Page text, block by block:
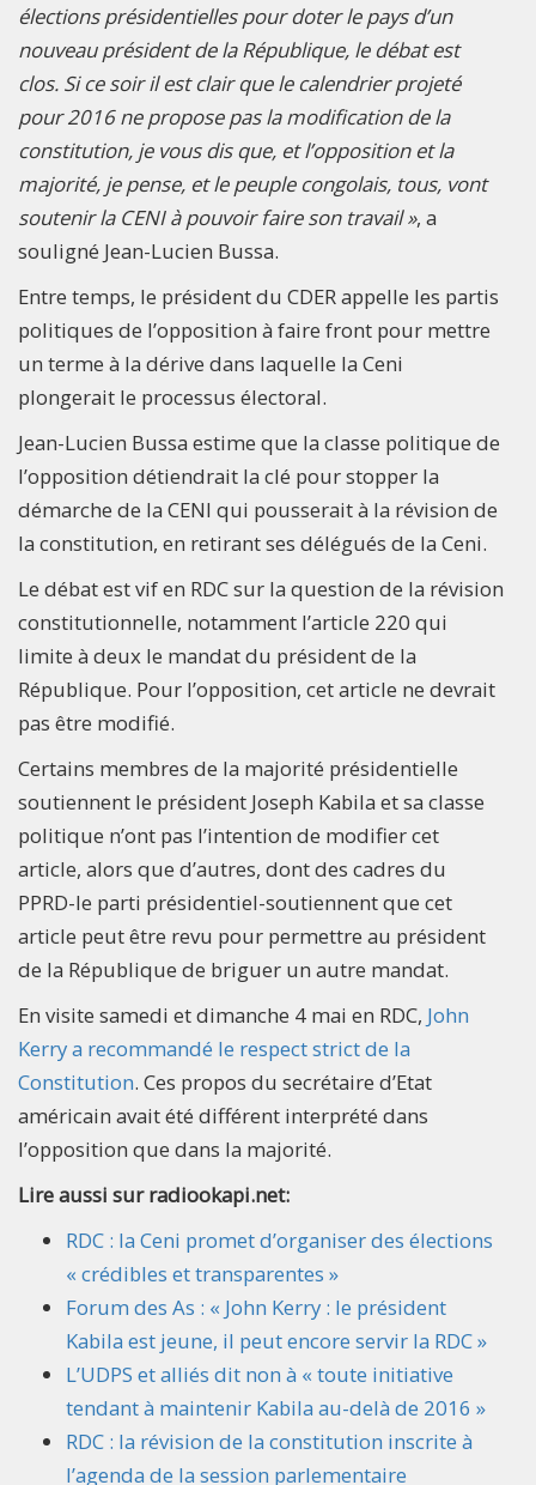
élections présidentielles pour doter le pays d’un
nouveau président de la République, le débat est
clos. Si ce soir il est clair que le calendrier projeté
pour 2016 ne propose pas la modification de la
constitution, je vous dis que, et l’opposition et la
majorité, je pense, et le peuple congolais, tous, vont
soutenir la CENI à pouvoir faire son travail », a
souligné Jean-Lucien Bussa.
Entre temps, le président du CDER appelle les partis
politiques de l’opposition à faire front pour mettre
un terme à la dérive dans laquelle la Ceni
plongerait le processus électoral.
Jean-Lucien Bussa estime que la classe politique de
l’opposition détiendrait la clé pour stopper la
démarche de la CENI qui pousserait à la révision de
la constitution, en retirant ses délégués de la Ceni.
Le débat est vif en RDC sur la question de la révision
constitutionnelle, notamment l’article 220 qui
limite à deux le mandat du président de la
République. Pour l’opposition, cet article ne devrait
pas être modifié.
Certains membres de la majorité présidentielle
soutiennent le président Joseph Kabila et sa classe
politique n’ont pas l’intention de modifier cet
article, alors que d’autres, dont des cadres du
PPRD-le parti présidentiel-soutiennent que cet
article peut être revu pour permettre au président
de la République de briguer un autre mandat.
En visite samedi et dimanche 4 mai en RDC, John
Kerry a recommandé le respect strict de la
Constitution. Ces propos du secrétaire d’Etat
américain avait été différent interprété dans
l’opposition que dans la majorité.
Lire aussi sur radiookapi.net:
RDC : la Ceni promet d’organiser des élections
« crédibles et transparentes »
Forum des As : « John Kerry : le président
Kabila est jeune, il peut encore servir la RDC »
L’UDPS et alliés dit non à « toute initiative
tendant à maintenir Kabila au-delà de 2016 »
RDC : la révision de la constitution inscrite à
l’agenda de la session parlementaire